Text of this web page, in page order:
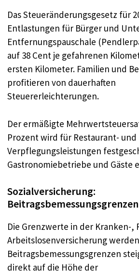
Das Steueränderungsgesetz für
Entlastungen für Bürger und
Entfernungspauschale
auf 38 Cent je gefahrenen
ersten Kilometer. Familien und
profitieren von dauerhaften
Steuererleichterungen.
Der ermäßigte
Prozent wird für Restaurant- und
Verpflegungsleistungen
Gastronomiebetriebe und Gäste
Sozialversicherung:
Die Grenzwerte in der Kranken-,
Arbeitslosenversicherung
Beitragsbemessungsgrenzen
direkt auf die Höhe der